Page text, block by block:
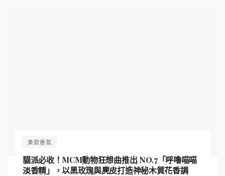
美妝香氛
貓派必收！MCM動物狂想曲推出 NO.7「呼嚕喵喵
淡香精」，以黑玫瑰與麂皮打造神秘木質花香調